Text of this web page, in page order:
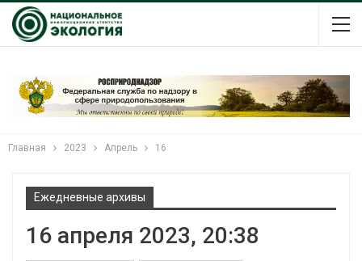
Главная 2023 Апрель 16
Ежедневные архивы
16 апреля 2023, 20:38